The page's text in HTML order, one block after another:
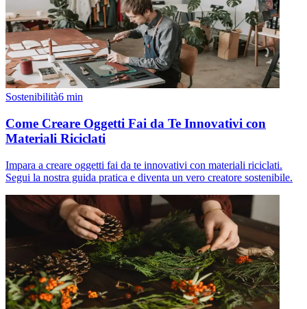
Sostenibilità6 min
Come Creare Oggetti Fai da Te Innovativi con
Materiali Riciclati
Impara a creare oggetti fai da te innovativi con materiali riciclati.
Segui la nostra guida pratica e diventa un vero creatore sostenibile.